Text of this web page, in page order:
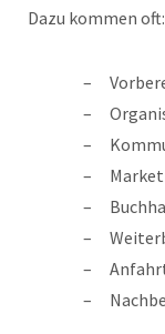
Dazu kommen oft: